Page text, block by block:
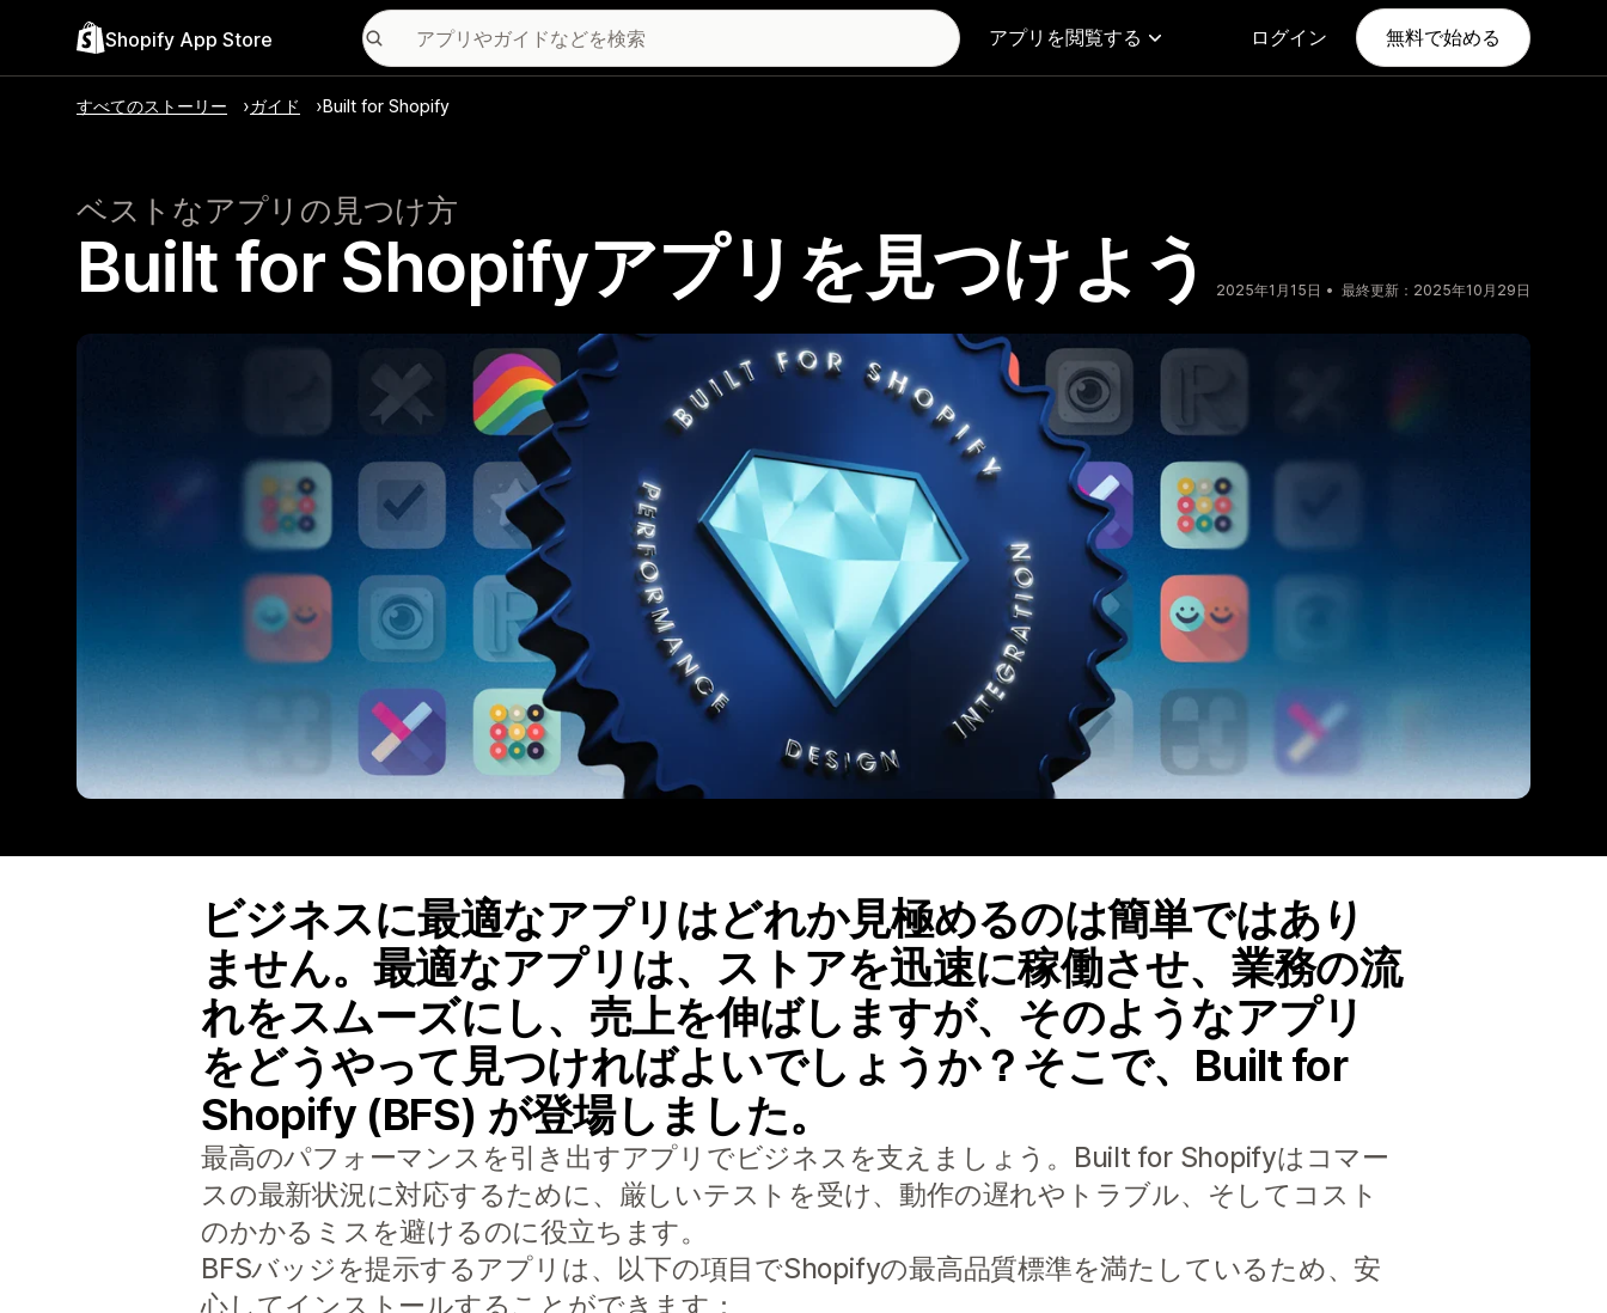
Shopify App Store アプリを閲覧する ログイン 無料で始める
すべてのストーリー ガイド Built for Shopify
ベストなアプリの見つけ方
Built for Shopifyアプリを見つけよう 2025年1月15日 最終更新：2025年10月29日
ビジネスに最適なアプリはどれか見極めるのは簡単ではあり
ません。最適なアプリは、ストアを迅速に稼働させ、業務の流
れをスムーズにし、売上を伸ばしますが、そのようなアプリ
をどうやって見つければよいでしょうか？そこで、Built for
Shopify (BFS) が登場しました。
最高のパフォーマンスを引き出すアプリでビジネスを支えましょう。Built for Shopifyはコマー
スの最新状況に対応するために、厳しいテストを受け、動作の遅れやトラブル、そしてコスト
のかかるミスを避けるのに役立ちます。
BFSバッジを提示するアプリは、以下の項目でShopifyの最高品質標準を満たしているため、安
心してインストールすることができます：